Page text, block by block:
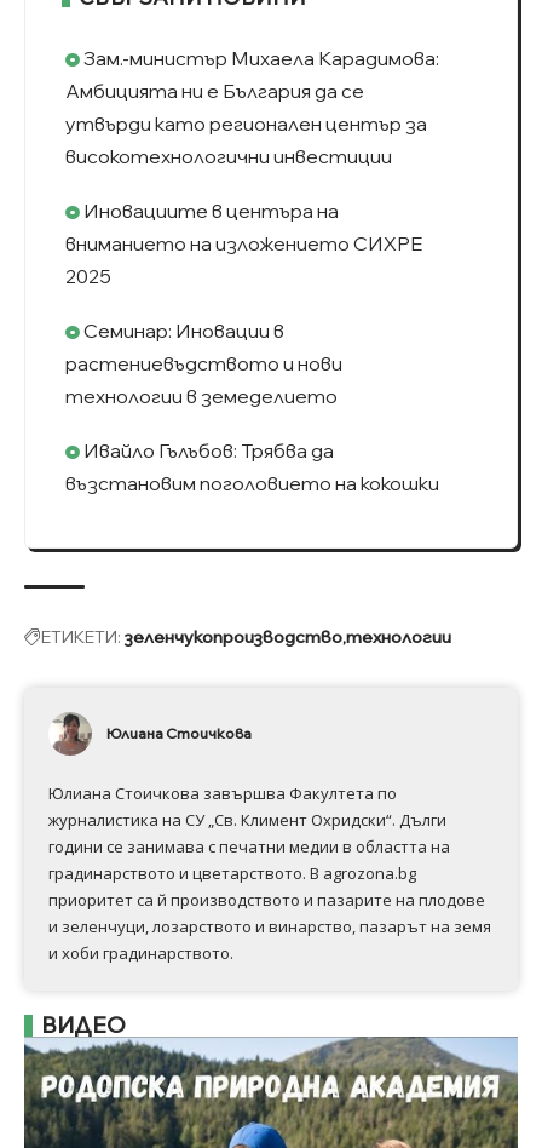
Зам.-министър Михаела Карадимова:
Амбицията ни е България да се
утвърди като регионален център за
високотехнологични инвестиции
Иновациите в центъра на
вниманието на изложението СИХРЕ
2025
Семинар: Иновации в
растениевъдството и нови
технологии в земеделието
Ивайло Гълъбов: Трябва да
възстановим поголовието на кокошки
ЕТИКЕТИ: зеленчукопроизводствотехнологии
Юлиана Стоичкова
Юлиана Стоичкова завършва Факултета по
журналистика на СУ „Св. Климент Охридски“. Дълги
години се занимава с печатни медии в областта на
градинарството и цветарството. В agrozona.bg
приоритет са й производството и пазарите на плодове
и зеленчуци, лозарството и винарство, пазарът на земя
и хоби градинарството.
ВИДЕО